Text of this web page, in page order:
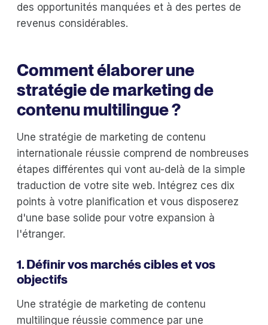
des opportunités manquées et à des pertes de
revenus considérables.
Comment élaborer une
stratégie de marketing de
contenu multilingue ?
Une stratégie de marketing de contenu
internationale réussie comprend de nombreuses
étapes différentes qui vont au-delà de la simple
traduction de votre site web. Intégrez ces dix
points à votre planification et vous disposerez
d'une base solide pour votre expansion à
l'étranger.
1. Définir vos marchés cibles et vos
objectifs
Une stratégie de marketing de contenu
multilingue réussie commence par une